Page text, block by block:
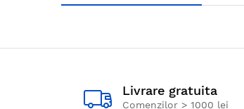
Livrare gratuita
Comenzilor > 1000 lei